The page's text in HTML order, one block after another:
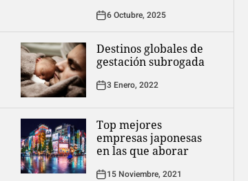
6 Octubre, 2025
Destinos globales de
gestación subrogada
3 Enero, 2022
Top mejores
empresas japonesas
en las que aborar
15 Noviembre, 2021